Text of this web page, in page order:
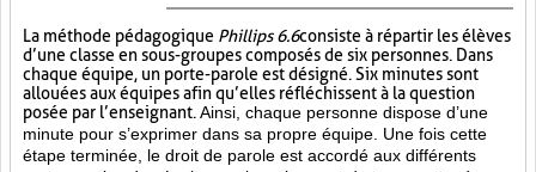
La méthode pédagogique Phillips 6.6consiste à répartir les élèves
d’une classe en sous-groupes composés de six personnes. Dans
chaque équipe, un porte-parole est désigné. Six minutes sont
allouées aux équipes afin qu’elles réfléchissent à la question
posée par l’enseignant. Ainsi, chaque personne dispose d’une
minute pour s’exprimer dans sa propre équipe. Une fois cette
étape terminée, le droit de parole est accordé aux différents